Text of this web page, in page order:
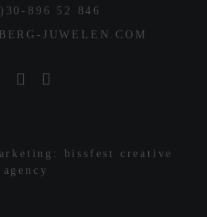
896 52 846
JUWELEN.COM
bissfest creative
agency